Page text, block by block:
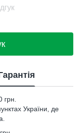
грн.
України, де